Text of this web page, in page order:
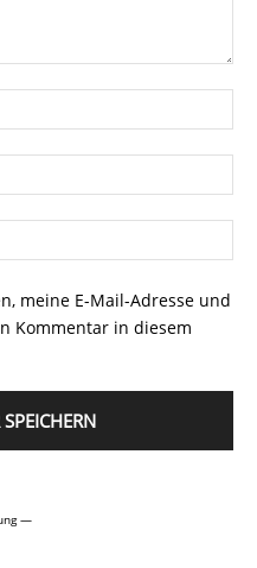
meine E-Mail-Adresse und
Kommentar in diesem
—